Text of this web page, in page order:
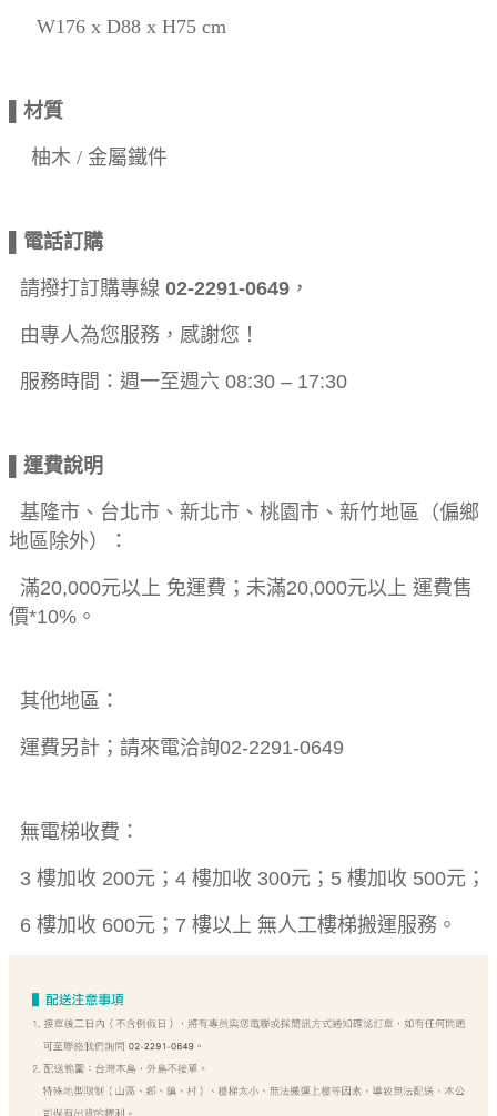
W176 x D88 x H75 cm
▌材質
柚木 / 金屬鐵件
▌電話訂購
請撥打訂購專線 02-2291-0649 ，
由專人為您服務，感謝您！
服務時間：週一至週六 08:30 – 17:30
▌運費說明
基隆市、台北市、新北市、桃園市、新竹地區（偏鄉
地區除外）：
滿20,000元以上 免運費；未滿20,000元以上 運費售
價*10%。
其他地區：
運費另計；請來電洽詢02-2291-0649
無電梯收費：
3 樓加收 200元；4 樓加收 300元；5 樓加收 500元；
6 樓加收 600元；7 樓以上 無人工樓梯搬運服務。